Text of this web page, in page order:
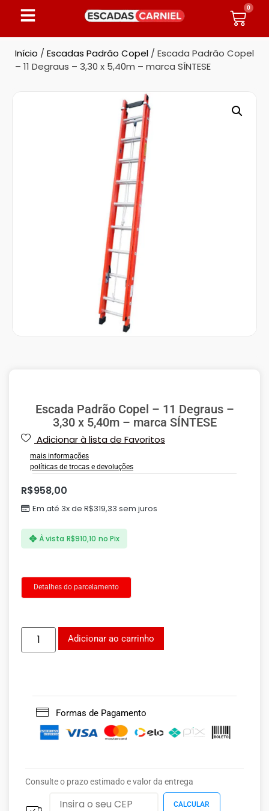
0
Início / Escadas Padrão Copel / Escada Padrão Copel
– 11 Degraus – 3,30 x 5,40m – marca SÍNTESE
Escada Padrão Copel – 11 Degraus –
3,30 x 5,40m – marca SÍNTESE
Adicionar à lista de Favoritos
mais informações
políticas de trocas e devoluções
R$958,00
Em até 3x de R$319,33 sem juros
À vista R$910,10 no Pix
Detalhes do parcelamento
Adicionar ao carrinho
Formas de Pagamento
Consulte o prazo estimado e valor da entrega